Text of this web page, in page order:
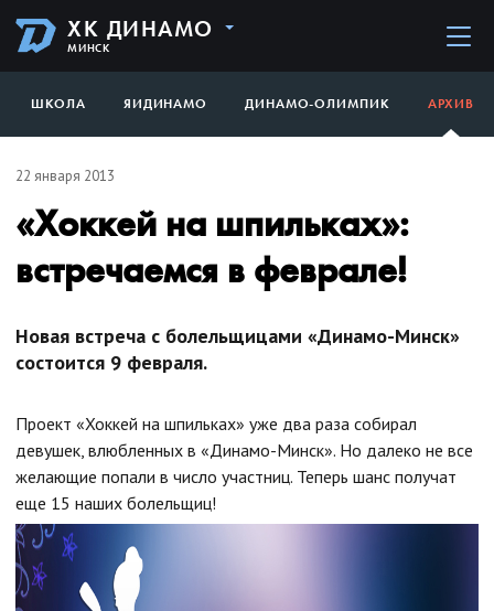
ХК ДИНАМО
МИНСК
ШКОЛА ЯИДИНАМО ДИНАМО-ОЛИМПИК АРХИВ
22 января 2013
«Хоккей на шпильках»:
встречаемся в феврале!
Новая встреча с болельщицами «Динамо-Минск»
состоится 9 февраля.
Проект «Хоккей на шпильках» уже два раза собирал
девушек, влюбленных в «Динамо-Минск». Но далеко не все
желающие попали в число участниц. Теперь шанс получат
еще 15 наших болельщиц!